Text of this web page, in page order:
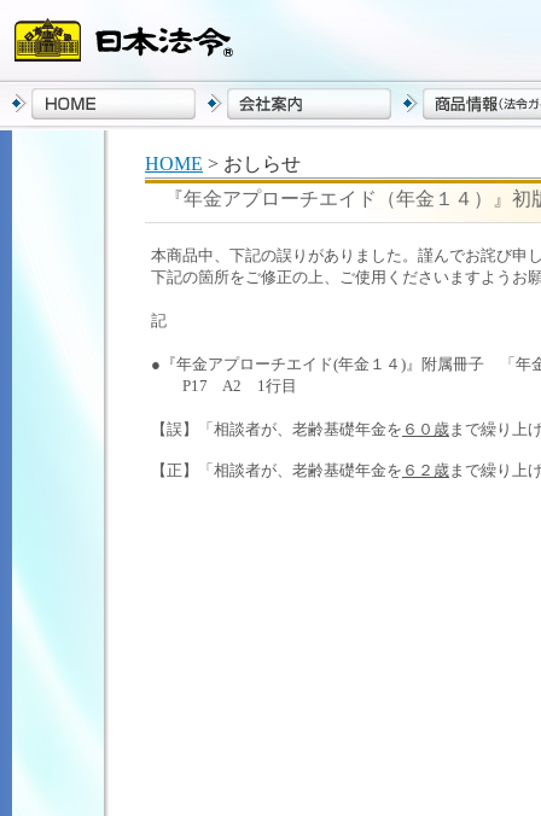
HOME > おしらせ
『年金アプローチエイド（年金１４）』
本商品中、下記の誤りがありました。謹んでお詫び申
下記の箇所をご修正の上、ご使用くださいますようお
記
●『年金アプローチエイド(年金１４)』附属冊子 「年
P17 A2 1行目
【誤】「相談者が、老齢基礎年金を ６０歳まで繰り上
【正】「相談者が、老齢基礎年金を ６２歳まで繰り上